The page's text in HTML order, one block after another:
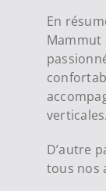
En
Mammut
verticales.
D’autre
tous nos